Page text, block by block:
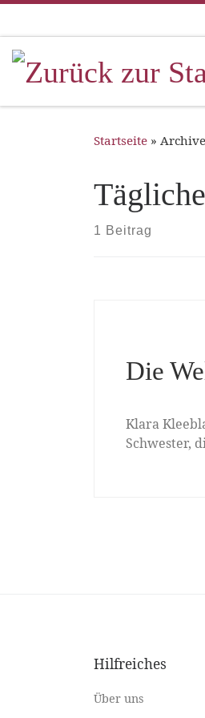
Startseite »
1 Beitrag
Die
Klara
Schwester,
Hilfreiches
Über uns